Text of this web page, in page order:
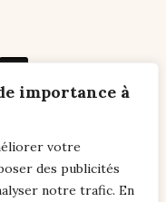
importance à
votre
des publicités
notre trafic. En